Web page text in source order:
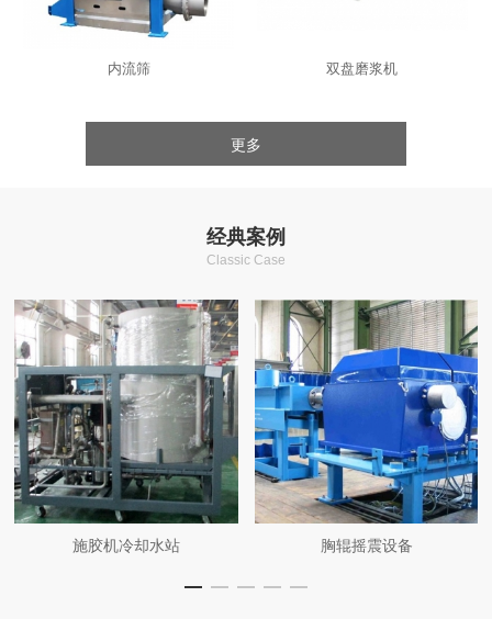
内流筛 双盘磨浆机
更多
经典案例
Classic Case
施胶机冷却水站 胸辊摇震设备